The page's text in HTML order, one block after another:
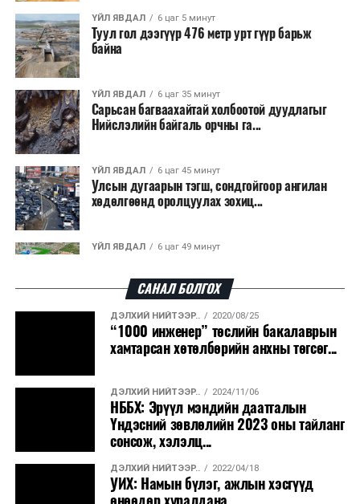
дуудлагын төвүүдэд нөлөөлөхөөр байна. Тухайлбал,
Мароккогийн дуудлагын төвүүдийн орлогын 80 гаруй
хувь Францын зах зээлээс бүрддэг бөгөөд тус улсын
40–50 мянган ажлын байр эрсдэлд орж болзошгүйг
Мароккогийн хөдөлмөр эрхлэлтийн сайд мэдэгджээ.
ҮЙЛ ЯВДАЛ 6 цаг 5 минут
Туул гол дээгүүр 476 метр урт гүүр барьж
байна
ҮЙЛ ЯВДАЛ 6 цаг 35 минут
Сарьсан багваахайтай холбоотой дуудлагыг
Нийслэлийн байгаль орчны га...
ҮЙЛ ЯВДАЛ 6 цаг 45 минут
Улсын дугаарын тэгш, сондгойгоор ангилан
хөдөлгөөнд оролцуулах зохиц...
ҮЙЛ ЯВДАЛ 6 цаг 49 минут
худалдааны төвүүдийн авто зогсо...
ҮЙЛ ЯВДАЛ 6 цаг 53 минут
КОП17-д ажиллах онцгой байдлын
бүрэлдэхүүн хамтарсан дадлага сургуул...
ҮЙЛ ЯВДАЛ
Улаанбаатарт өдөртөө 20 хэм дулаан
ҮЙЛ ЯВДАЛ 2026/08/07
COP17-ын зочид, төлөөлөгчдөд үйлчлэх 250
САНАЛ БОЛГОХ
ДЭЛХИЙ НИЙТЭЭР.. 2020/08/25
“1000 инженер” төслийн бакалаврын
хамтарсан хөтөлбөрийн анхны төгсөг...
ДЭЛХИЙ НИЙТЭЭР.. 2024/11/06
НББХ: Эрүүл мэндийн даатгалын
Үндэсний зөвлөлийн 2023 оны тайланг
сонсож, хэлэлц...
ДЭЛХИЙ НИЙТЭЭР.. 2022/04/18
УИХ: Намын бүлэг, ажлын хэсгүүд